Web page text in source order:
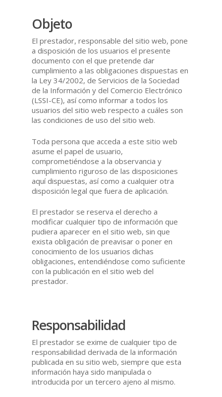
Objeto
El prestador, responsable del sitio web, pone
a disposición de los usuarios el presente
documento con el que pretende dar
cumplimiento a las obligaciones dispuestas en
la Ley 34/2002, de Servicios de la Sociedad
de la Información y del Comercio Electrónico
(LSSI-CE), así como informar a todos los
usuarios del sitio web respecto a cuáles son
las condiciones de uso del sitio web.
Toda persona que acceda a este sitio web
asume el papel de usuario,
comprometiéndose a la observancia y
cumplimiento riguroso de las disposiciones
aquí dispuestas, así como a cualquier otra
disposición legal que fuera de aplicación.
El prestador se reserva el derecho a
modificar cualquier tipo de información que
pudiera aparecer en el sitio web, sin que
exista obligación de preavisar o poner en
conocimiento de los usuarios dichas
obligaciones, entendiéndose como suficiente
con la publicación en el sitio web del
prestador.
Responsabilidad
El prestador se exime de cualquier tipo de
responsabilidad derivada de la información
publicada en su sitio web, siempre que esta
información haya sido manipulada o
introducida por un tercero ajeno al mismo.